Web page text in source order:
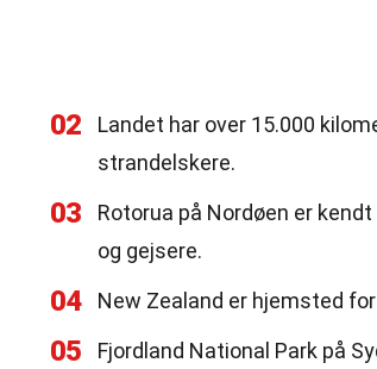
02
Landet har over 15.000
strandelskere.
03
Rotorua på Nordøen er
og gejsere.
04 New Zealand er hjemsted
05
Fjordland National Park på